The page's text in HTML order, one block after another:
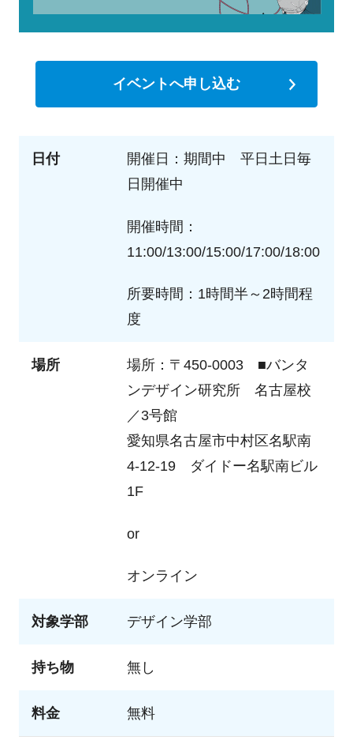
イベントへ申し込む
日付
開催日：期間中 平日土日毎
日開催中
開催時間：
11:00/13:00/15:00/17:00/18:00
所要時間：1時間半～2時間程
度
場所 場所： 〒450-0003 ■バンタ
ンデザイン研究所 名古屋校
／3号館
愛知県名古屋市中村区名駅南
4-12-19 ダイドー名駅南ビル
1F
or
オンライン
対象学部 デザイン学部
持ち物 無し
料金 無料